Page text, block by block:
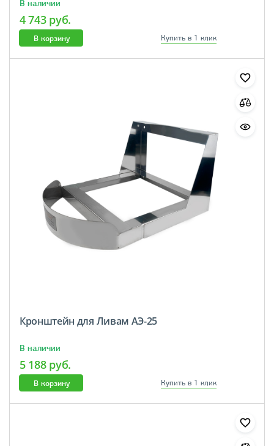
В наличии
4 743 руб.
В корзину Купить в 1 клик
Кронштейн для Ливам АЭ-25
В наличии
5 188 руб.
В корзину Купить в 1 клик